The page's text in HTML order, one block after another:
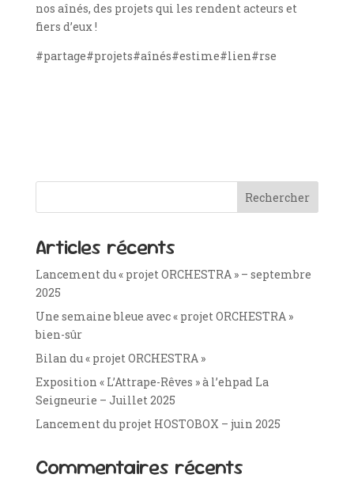
nos aînés, des projets qui les rendent acteurs et
fiers d’eux !
#partage#projets#aînés#estime#lien#rse
Rechercher
Articles récents
Lancement du « projet ORCHESTRA » – septembre
2025
Une semaine bleue avec « projet ORCHESTRA »
bien-sûr
Bilan du « projet ORCHESTRA »
Exposition « L’Attrape-Rêves » à l’ehpad La
Seigneurie – Juillet 2025
Lancement du projet HOSTOBOX – juin 2025
Commentaires récents